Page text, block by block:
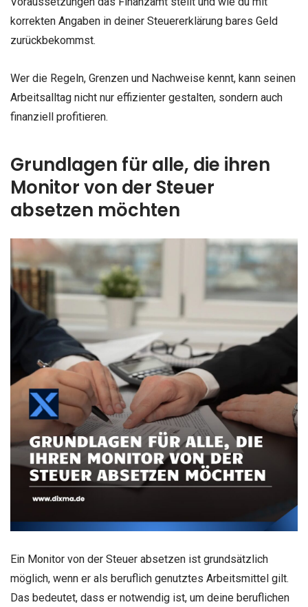
korrekten Angaben in deiner Steuererklärung bares Geld
zurückbekommst.
Wer die Regeln, Grenzen und Nachweise kennt, kann seinen
Arbeitsalltag nicht nur effizienter gestalten, sondern auch
finanziell profitieren.
Grundlagen für alle, die ihren
Monitor von der Steuer
absetzen möchten
Ein Monitor von der Steuer absetzen ist grundsätzlich
möglich, wenn er als beruflich genutztes Arbeitsmittel gilt.
Das bedeutet, dass er notwendig ist, um deine beruflichen